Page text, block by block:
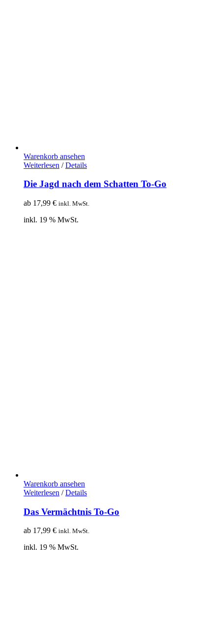
Warenkorb ansehen
Weiterlesen / Details
Die Jagd nach dem Schatten To-Go
ab 17,99 € inkl. MwSt.
inkl. 19 % MwSt.
Warenkorb ansehen
Weiterlesen / Details
Das Vermächtnis To-Go
ab 17,99 € inkl. MwSt.
inkl. 19 % MwSt.